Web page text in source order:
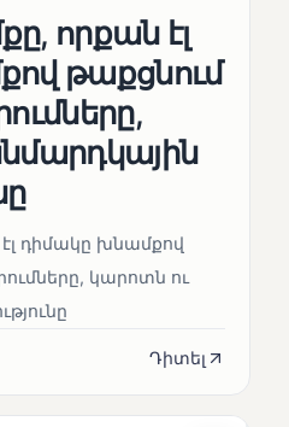
որքան էլ
թաքցնում
էլ դիմակը խնամքով
կարոտն ու
Դիտել